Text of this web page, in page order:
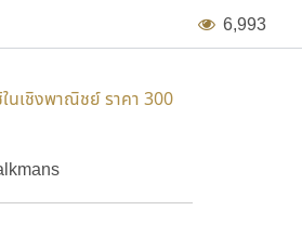
6,993
ในเชิงพาณิชย์ ราคา 300